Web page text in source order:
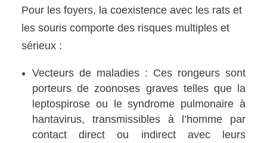
Pour les foyers, la coexistence avec les rats et
les souris comporte des risques multiples et
sérieux :
Vecteurs de maladies : Ces rongeurs sont
porteurs de zoonoses graves telles que la
leptospirose ou le syndrome pulmonaire à
hantavirus, transmissibles à l’homme par
contact direct ou indirect avec leurs